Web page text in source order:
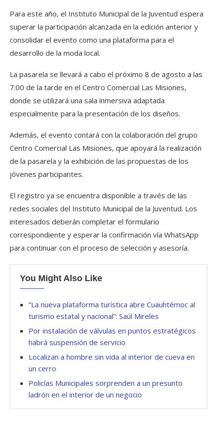
Para este año, el Instituto Municipal de la Juventud espera
superar la participación alcanzada en la edición anterior y
consolidar el evento como una plataforma para el
desarrollo de la moda local.
La pasarela se llevará a cabo el próximo 8 de agosto a las
7:00 de la tarde en el Centro Comercial Las Misiones,
donde se utilizará una sala inmersiva adaptada
especialmente para la presentación de los diseños.
Además, el evento contará con la colaboración del grupo
Centro Comercial Las Misiones, que apoyará la realización
de la pasarela y la exhibición de las propuestas de los
jóvenes participantes.
El registro ya se encuentra disponible a través de las
redes sociales del Instituto Municipal de la Juventud. Los
interesados deberán completar el formulario
correspondiente y esperar la confirmación vía WhatsApp
para continuar con el proceso de selección y asesoría.
You Might Also Like
“La nueva plataforma turística abre Cuauhtémoc al
turismo estatal y nacional”: Saúl Mireles
Por instalación de válvulas en puntos estratégicos
habrá suspensión de servicio
Localizan a hombre sin vida al interior de cueva en
un cerro
Policías Municipales sorprenden a un presunto
ladrón en el interior de un negocio